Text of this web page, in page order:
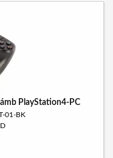
PlayStation4-PC
01-BK